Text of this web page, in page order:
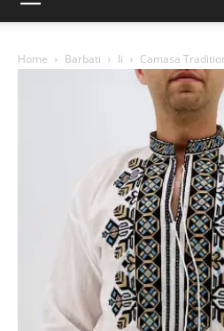
Home Barbati Ii Camasa